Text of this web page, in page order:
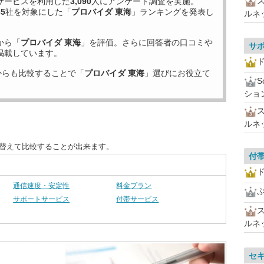
社を対象にした「プロバイダ 東海 」ランキングを発表し
ら「プロバイダ 東海 」を評価。さらに回答者の口コミや
しています。
も比較することで「プロバイダ 東海 」選びにお役立て
て比較することが出来ます。
通信速度・安定性
料金プラン
サポートサービス
付帯サービス
ルネ
サ
ショ
ルネ
付
ルネ
セ